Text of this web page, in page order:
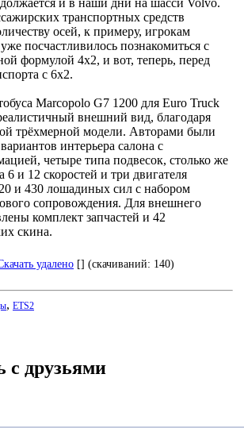
и в наши дни на шасси Volvo.
транспортных средств
осей, к примеру, игрокам
посчастливилось познакомиться с
формулой 4x2, и вот, теперь, перед
с 6x2.
Marcopolo G7 1200 для Euro Truck
внешний вид, благодаря
трёхмерной модели. Авторами были
интерьера салона с
четыре типа подвесок, столько же
6 и 12 скоростей и три двигателя
и 430 лошадиных сил с набором
сопровождения. Для внешнего
комплект запчастей и 42
скина.
удалено [] (cкачиваний: 140)
, ETS2
с друзьями